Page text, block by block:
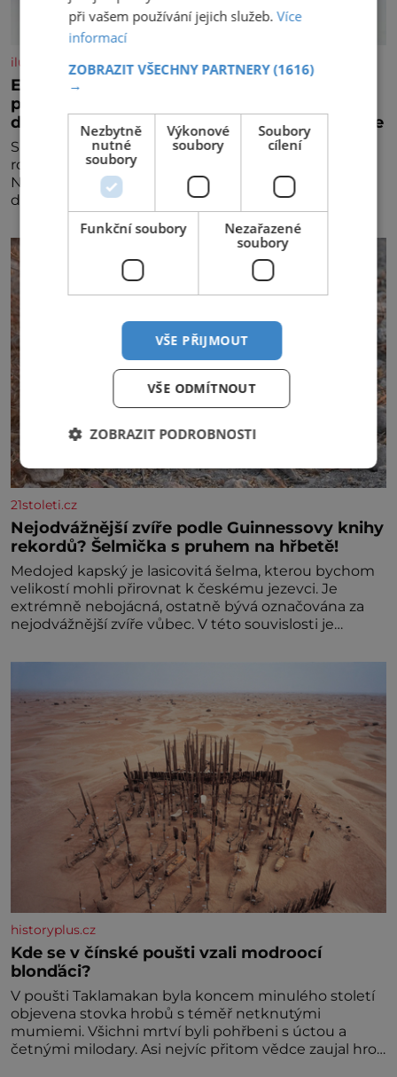
iluxus.cz
Emirates a South African Airways rozšiřují
partnerství. Cestujícím nově zpřístupní
dalších devět destinací v jižní a střední Africe
Společnosti Emirates a South African Airways (SAA)
rozšiřují svou dlouholetou codesharovou spolupráci.
Nová reciproční dohoda zpřístupní cestujícím devět
dalších destinací v jižní a střední Africe a u
21stoleti.cz
Nejodvážnější zvíře podle Guinnessovy knihy
rekordů? Šelmička s pruhem na hřbetě!
Medojed kapský je lasicovitá šelma, kterou bychom
velikostí mohli přirovnat k českému jezevci. Je
extrémně nebojácná, ostatně bývá označována za
nejodvážnější zvíře vůbec. V této souvislosti je
historyplus.cz
Kde se v čínské poušti vzali modroocí
blonďáci?
V poušti Taklamakan byla koncem minulého století
objevena stovka hrobů s téměř netknutými
mumiemi. Všichni mrtví byli pohřbeni s úctou a
četnými milodary. Asi nejvíc přitom vědce zaujal hrob
při vašem používání jejich služeb.Více
informací
ZOBRAZIT VŠECHNY PARTNERY(1616)
→
Nezbytně
nutné
soubory
Výkonové
soubory
Soubory
cílení
Funkční soubory
Nezařazené
soubory
VŠE PŘIJMOUT
VŠE ODMÍTNOUT
ZOBRAZIT PODROBNOSTI